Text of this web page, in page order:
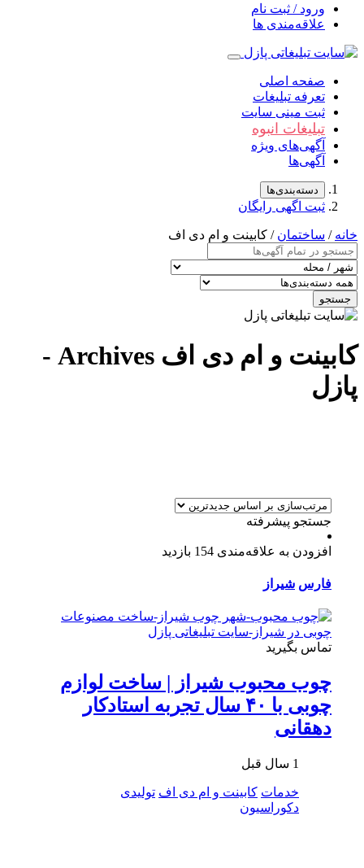
ورود / ثبت نام
علاقه‌مندی ها
صفحه اصلی
تعرفه تبلیغات
ثبت مینی سایت
تبلیغات انبوه
آگهی‌های ویژه
آگهی‌ها
دسته‌بندی‌ها
ثبت اگهی رایگان
خانه / ساختمان / کابینت و ام دی اف
جستجو
کابینت و ام دی اف Archives -
پازل
جستجو پیشرفته
افزودن به علاقه‌مندی 154 بازدید
فارس شیراز
تماس بگیرید
چوب محبوب شیراز | ساخت لوازم
چوبی با ۴۰ سال تجربه استادکار
دهقانی
1 سال قبل
خدمات کابینت و ام دی اف تولیدی
دکوراسیون